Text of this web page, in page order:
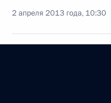
2 апреля 2013 года, 10:30